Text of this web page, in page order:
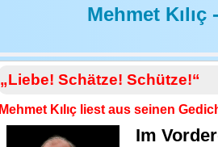
Mehmet
„Liebe! Schätze! Schütze!“
Mehmet Kılıç liest aus seinen
Im